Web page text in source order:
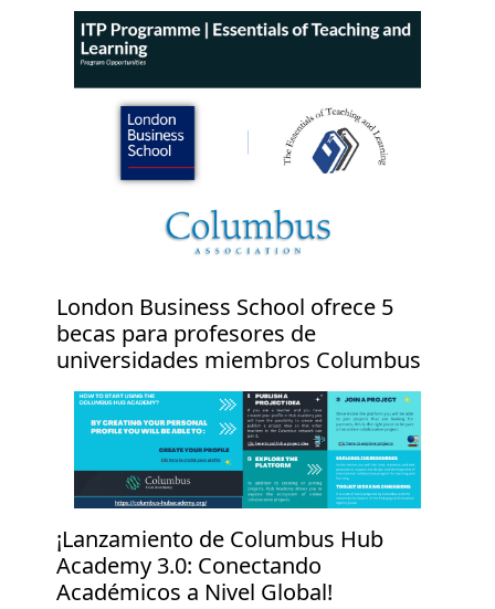
London Business School ofrece 5
becas para profesores de
universidades miembros Columbus
¡Lanzamiento de Columbus Hub
Academy 3.0: Conectando
Académicos a Nivel Global!